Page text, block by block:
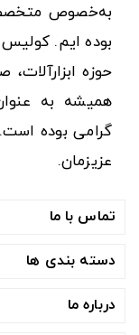
به‌خصوص
بوده ایم.
حوزه
همیشه به
گرامی بوده
عزیزمان.
تماس با ما
دسته بندی ها
درباره ما